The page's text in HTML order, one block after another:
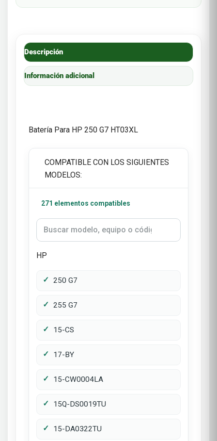
Descripción
Información adicional
Batería Para HP 250 G7 HT03XL
COMPATIBLE CON LOS SIGUIENTES
MODELOS:
271 elementos compatibles
HP
250 G7
255 G7
15-CS
17-BY
15-CW0004LA
15Q-DS0019TU
15-DA0322TU